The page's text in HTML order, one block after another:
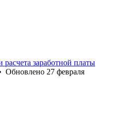
расчета заработной платы
Обновлено 27 февраля